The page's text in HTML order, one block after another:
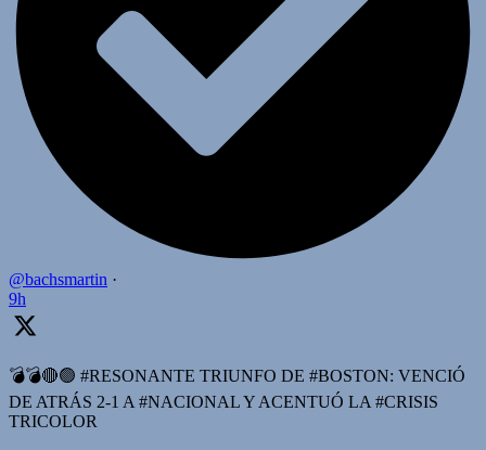
@bachsmartin ·
9h
💣💣🔴🟢 #RESONANTE TRIUNFO DE #BOSTON: VENCIÓ
DE ATRÁS 2-1 A #NACIONAL Y ACENTUÓ LA #CRISIS
TRICOLOR